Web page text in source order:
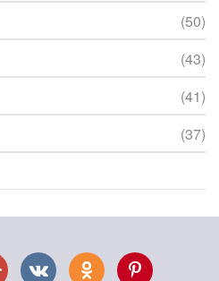
(50)
(43)
(41)
(37)